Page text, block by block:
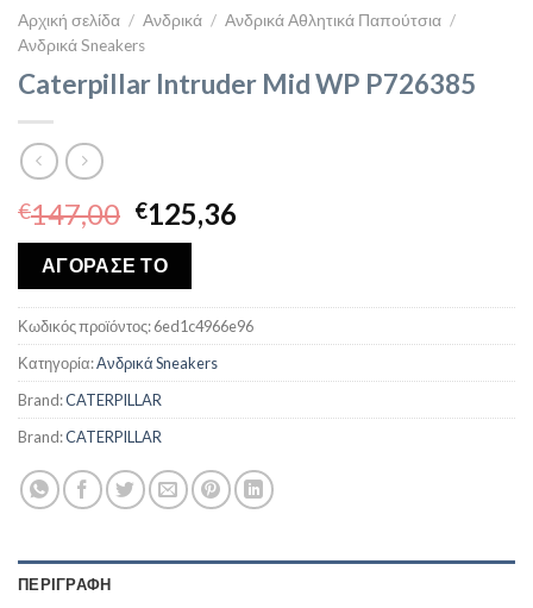
Αρχική σελίδα / Ανδρικά / Ανδρικά Αθλητικά Παπούτσια /
Ανδρικά Sneakers
Caterpillar Intruder Mid WP P726385
€147,00 Original
price
was:
€147,00.
€125,36
€125,36.
ΑΓΟΡΑΣΕ ΤΟ
Κωδικός προϊόντος:6ed1c4966e96
Κατηγορία:Ανδρικά Sneakers
Brand:CATERPILLAR
Brand:CATERPILLAR
ΠΕΡΙΓΡΑΦΉ